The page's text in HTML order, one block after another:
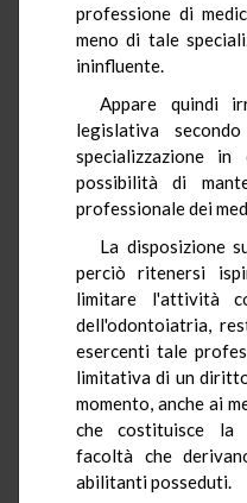
professione di
meno di tale
ininfluente.
Appare quindi
legislativa
specializzazione
possibilità di
professionale dei
La disposizione
perciò ritenersi
limitare l'attività
dell'odontoiatria,
esercenti tale
limitativa di un
momento, anche ai
che costituisce la
facoltà che
abilitanti posseduti.